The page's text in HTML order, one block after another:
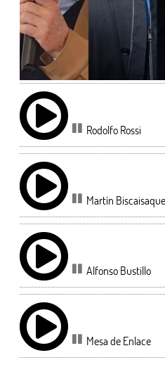
Rodolfo Rossi
Martín Biscaisaque
Alfonso Bustillo
Mesa de Enlace